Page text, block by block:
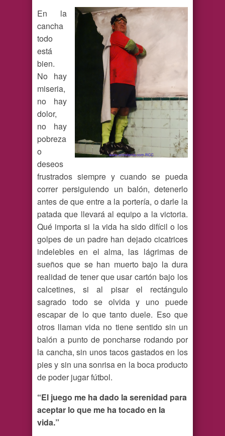
En la
cancha
todo
está
bien.
No hay
miseria,
no hay
dolor,
no hay
pobreza
o
deseos
frustrados siempre y cuando se pueda
correr persiguiendo un balón, detenerlo
antes de que entre a la portería, o darle la
patada que llevará al equipo a la victoria.
Qué importa si la vida ha sido difícil o los
golpes de un padre han dejado cicatrices
indelebles en el alma, las lágrimas de
sueños que se han muerto bajo la dura
realidad de tener que usar cartón bajo los
calcetines, si al pisar el rectángulo
sagrado todo se olvida y uno puede
escapar de lo que tanto duele. Eso que
otros llaman vida no tiene sentido sin un
balón a punto de poncharse rodando por
la cancha, sin unos tacos gastados en los
pies y sin una sonrisa en la boca producto
de poder jugar fútbol.
“El juego me ha dado la serenidad para
aceptar lo que me ha tocado en la
vida.”